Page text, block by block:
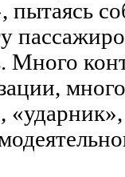
пытаясь
Много